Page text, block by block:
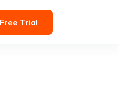
Free Trial